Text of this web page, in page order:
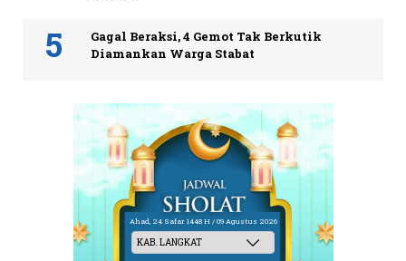
Gagal Beraksi, 4 Gemot Tak Berkutik
Diamankan Warga Stabat
Ahad, 24 Safar 1448 H / 09 Agustus 2026